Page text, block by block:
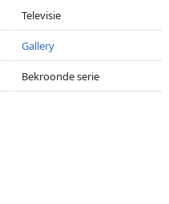
Televisie
Gallery
Bekroonde serie